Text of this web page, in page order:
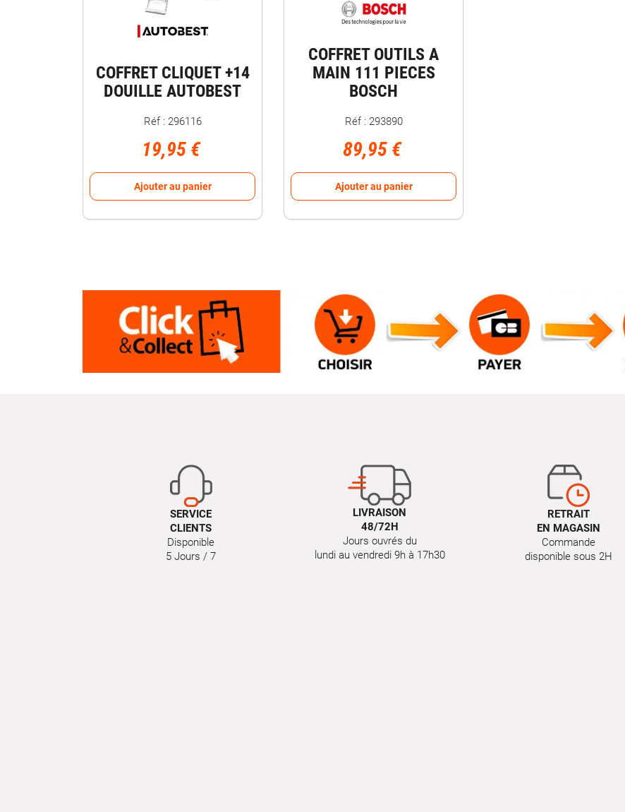
COFFRET CLIQUET +14
DOUILLE AUTOBEST
Réf : 296116
19,95 €
Ajouter au panier
COFFRET OUTILS A
MAIN 111 PIECES
BOSCH
Réf : 293890
89,95 €
Ajouter au panier
SERVICE
CLIENTS
Disponible
5 Jours / 7
LIVRAISON
48/72H
Jours ouvrés du
lundi au vendredi 9h à 17h30
RETRAIT
EN MAGASIN
Commande
disponible sous 2H